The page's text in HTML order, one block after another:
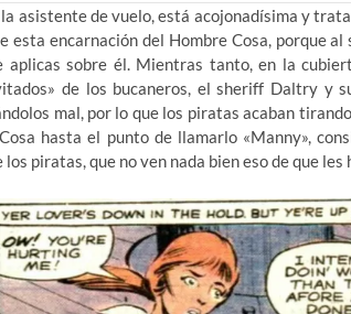
asistente de vuelo, está acojonadísima y
esta encarnación del Hombre Cosa, porque
aplicas sobre él. Mientras tanto, en la
de los bucaneros, el sheriff Daltry y
mal, por lo que los piratas acaban
hasta el punto de llamarlo «Manny»,
piratas, que no ven nada bien eso de que